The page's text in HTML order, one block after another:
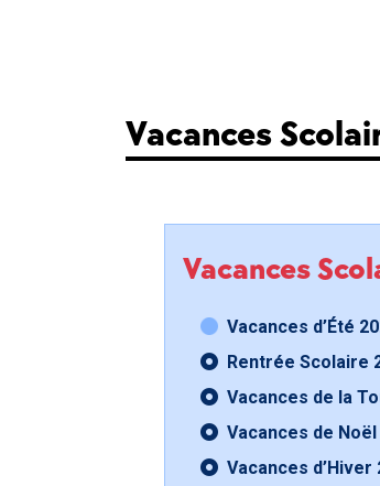
Vacances
Vacances
Vacances d’Été
Rentrée Scolaire
Vacances de la
Vacances de Noël
Vacances d’Hiver